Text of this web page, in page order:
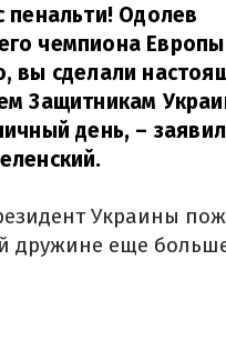
пенальти! Одолев
чемпиона Европы
вы сделали
Защитникам
день, – заявил
Украины
дружине еще